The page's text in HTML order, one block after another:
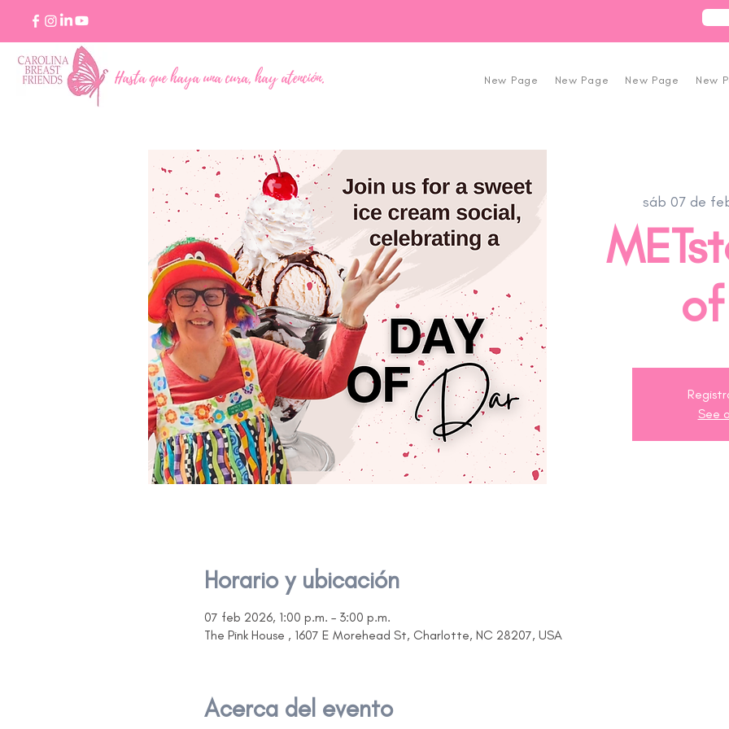
Hasta que haya una cura, hay atención. New Page New Page New Page New
sáb 07 de
See
Horario y ubicación
07 feb 2026, 1:00 p.m. – 3:00 p.m.
The Pink House , 1607 E Morehead St, Charlotte, NC 28207, USA
Acerca del evento